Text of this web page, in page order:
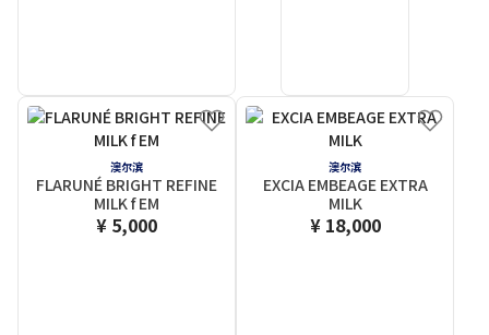
澳尔滨
FLARUNÉ BRIGHT REFINE
MILK f EM
¥ 5,000
澳尔滨
EXCIA EMBEAGE EXTRA
MILK
¥ 18,000